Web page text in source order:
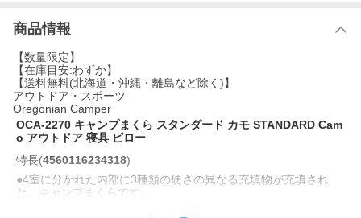
商品情報
【数量限定】
【在庫目安:わずか】
【送料無料(北海道・沖縄・離島など除く)】
アウトドア・スポーツ
Oregonian Camper
OCA-2270 キャンプまくら スタンダード カモ STANDARD Cam
o アウトドア 寝具 ピロー
特長(4560116234318)
●4室に分かれた内部に3種類の硬さの異なる充填物が充填され
た、キャンプまくらです。